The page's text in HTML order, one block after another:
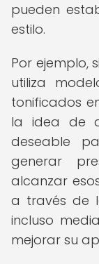
pueden
estilo.
Por ejemplo,
utiliza
tonificados
la idea de
deseable
generar
alcanzar
a través de
incluso
mejorar su